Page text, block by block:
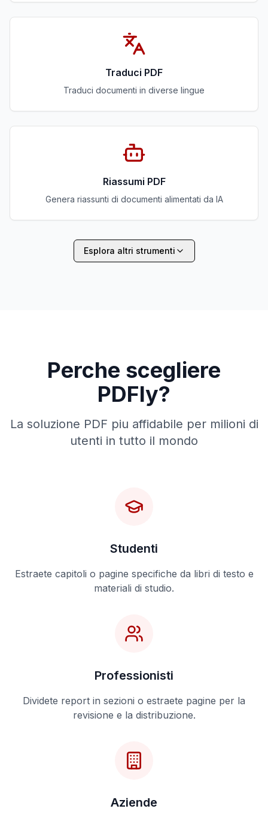
Traduci PDF
Traduci documenti in diverse lingue
Riassumi PDF
Genera riassunti di documenti alimentati da IA
Esplora altri strumenti
Perche scegliere
PDFly?
La soluzione PDF piu affidabile per milioni di
utenti in tutto il mondo
Studenti
Estraete capitoli o pagine specifiche da libri di testo e
materiali di studio.
Professionisti
Dividete report in sezioni o estraete pagine per la
revisione e la distribuzione.
Aziende